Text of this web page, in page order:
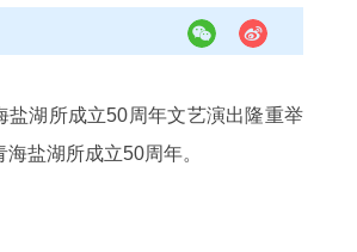
盐湖所成立50周年文艺演出隆重举
海盐湖所成立50周年。